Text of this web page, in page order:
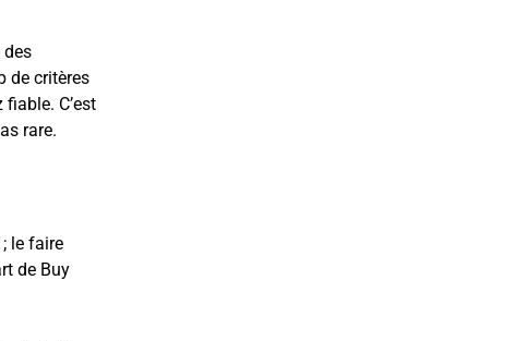
des
de critères
C’est
rare.
le faire
de Buy